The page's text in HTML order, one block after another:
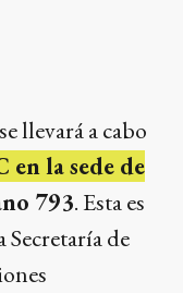
se llevará a cabo
la sede de
793. Esta es
de